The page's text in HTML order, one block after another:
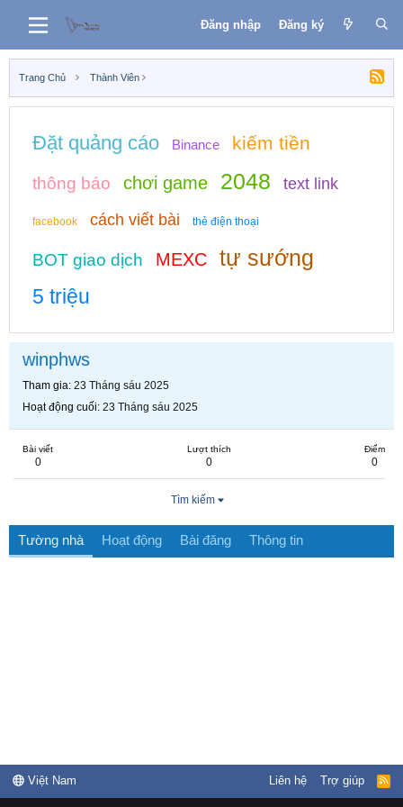
Đăng nhập Đăng ký
Trang Chủ Thành Viên
Đặt quảng cáo Binance kiếm tiền
thông báo chơi game 2048 text link
facebook cách viết bài thẻ điện thoại
BOT giao dịch MEXC tự sướng
5 triệu
winphws
Tham gia 23 Tháng sáu 2025
Hoạt động cuối 23 Tháng sáu 2025
Bài viết
0
Lượt thích
0
Điểm
0
Tìm kiếm
Tường nhà Hoạt động Bài đăng Thông tin
Việt Nam Liên hệ Trợ giúp
R